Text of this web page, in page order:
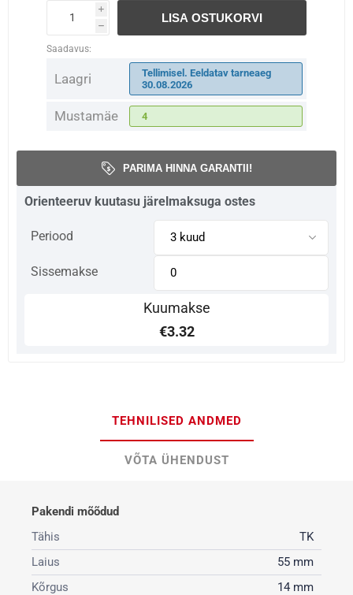
i
h
LISA OSTUKORVI
Saadavus:
Laagri
Tellimisel. Eeldatav tarneaeg
30.08.2026
Mustamäe 4
PARIMA HINNA GARANTII!
Orienteeruv kuutasu järelmaksuga ostes
Periood
Sissemakse
Kuumakse
€3.32
TEHNILISED ANDMED
VÕTA ÜHENDUST
Pakendi mõõdud
Tähis
TK
Laius
55 mm
Kõrgus
14 mm